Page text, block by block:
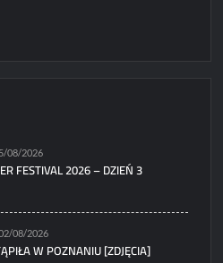
08/2026
FESTIVAL 2026 – DZIEŃ 3
08/2026
W POZNANIU [ZDJĘCIA]